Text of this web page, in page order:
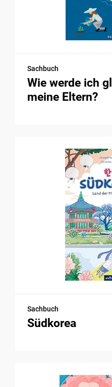
Sachbuch
Wie werde ich
meine Eltern?
Sachbuch
Südkorea